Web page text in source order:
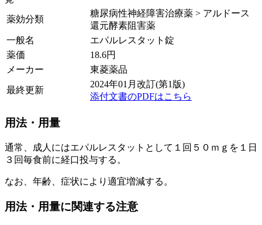
薬効分類
糖尿病性神経障害治療薬 > アルドース
還元酵素阻害薬
一般名
エパルレスタット錠
薬価
18.6円
メーカー
東菱薬品
最終更新
2024年01月改訂(第1版)
添付文書のPDFはこちら
用法・用量
通常、成人にはエパルレスタットとして１回５０ｍｇを１日
３回毎食前に経口投与する。
なお、年齢、症状により適宜増減する。
用法・用量に関連する注意